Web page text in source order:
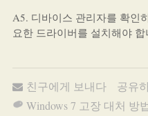
A5. 디바이스 관리자를 확인
요한 드라이버를 설치해야 합
친구에게 보내다
공유
Windows 7 고장 대처 방